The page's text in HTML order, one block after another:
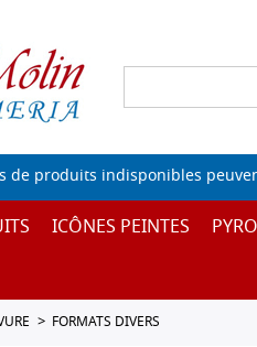
de produits indisponibles
ICÔNES PEINTES
FORMATS DIVERS